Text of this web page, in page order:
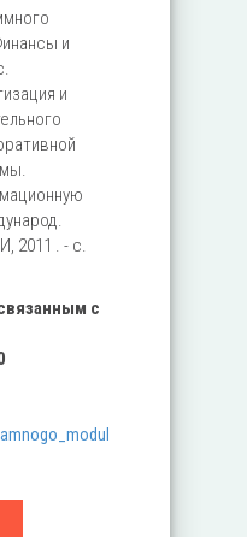
и
и
2011 . - с.
с